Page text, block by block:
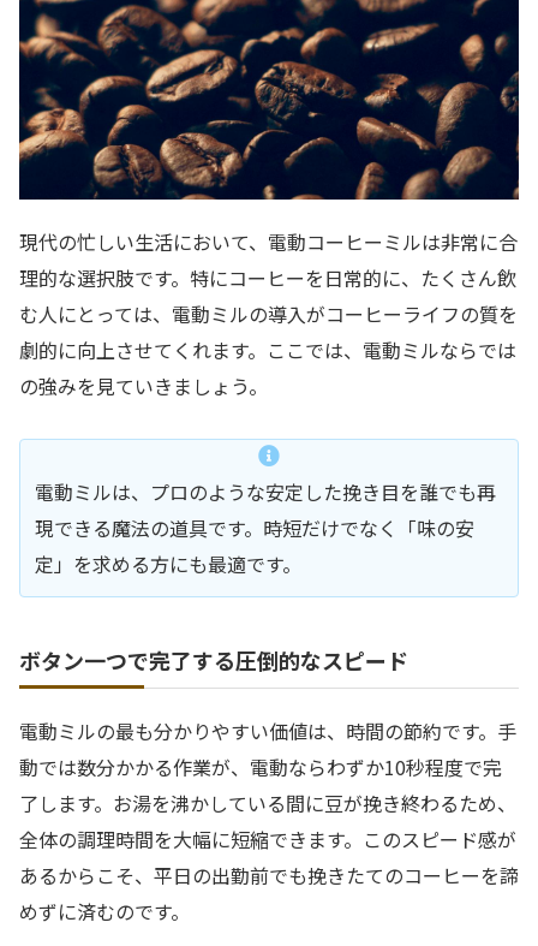
現代の忙しい生活において、電動コーヒーミルは非常に合
理的な選択肢です。特にコーヒーを日常的に、たくさん飲
む人にとっては、電動ミルの導入がコーヒーライフの質を
劇的に向上させてくれます。ここでは、電動ミルならでは
の強みを見ていきましょう。
電動ミルは、プロのような安定した挽き目を誰でも再
現できる魔法の道具です。時短だけでなく「味の安
定」を求める方にも最適です。
ボタン一つで完了する圧倒的なスピード
電動ミルの最も分かりやすい価値は、時間の節約です。手
動では数分かかる作業が、電動ならわずか10秒程度で完
了します。お湯を沸かしている間に豆が挽き終わるため、
全体の調理時間を大幅に短縮できます。このスピード感が
あるからこそ、平日の出勤前でも挽きたてのコーヒーを諦
めずに済むのです。